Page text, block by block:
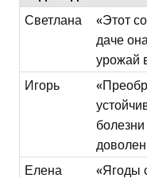
Светлана
«Этот
даче
урожай
Игорь
Елена
«Ягоды